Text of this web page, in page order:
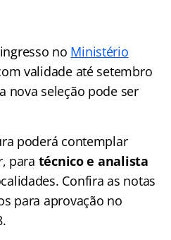
no Ministério
validade até setembro
nova seleção pode ser
poderá contemplar
para técnico e analista
Confira as notas
para aprovação no